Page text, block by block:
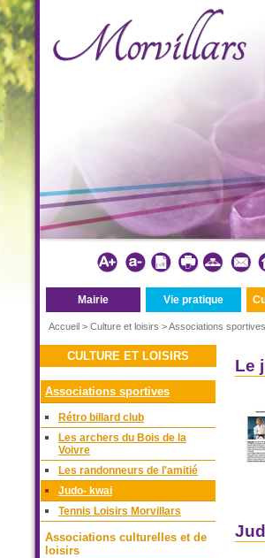
Mairie Vie pratique
Accueil> Culture et loisirs >Associations sportives
CULTURE ET LOISIRS
Associations sportives
Rétro billard club
Les archers du Bois de la
Voivre
Les randonneurs de l'amitié
Judo- kwai
Tennis Loisirs Morvillars
Associations culturelles et de
loisirs
Le